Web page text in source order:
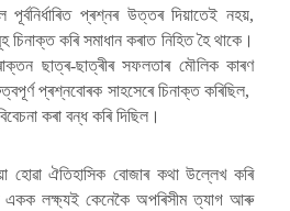
প্ৰশ্নৰ উত্তৰ দিয়াতেই নহয়,
কৰি সমাধান কৰাত নিহিত হৈ থাকে।
ছাত্ৰ-ছাত্ৰীৰ সফলতাৰ মৌলিক কাৰণ
প্ৰশ্নবোৰক সাহসেৰে চিনাক্ত কৰিছিল,
কৰা বন্ধ কৰি দিছিল।
হোৱা ঐতিহাসিক বোজাৰ কথা উল্লেখ কৰি
একক লক্ষ্যই কেনেকৈ অপৰিসীম ত্যাগ আৰু